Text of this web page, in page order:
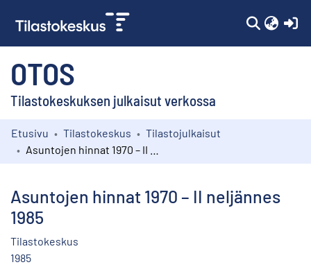
OTOS
Tilastokeskuksen julkaisut verkossa
Kokoelmat
Etusivu Tilastokeskus
Tilastojulkaisut
Asuntojen hinnat 1970 – II neljännes
1985
Tilastokeskus
1985